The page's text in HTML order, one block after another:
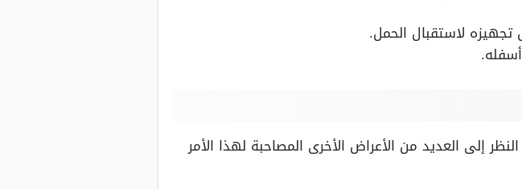
لاستقبال الحمل.
إلى العديد من الأعراض الأخرى المصاحبة لهذا الأمر